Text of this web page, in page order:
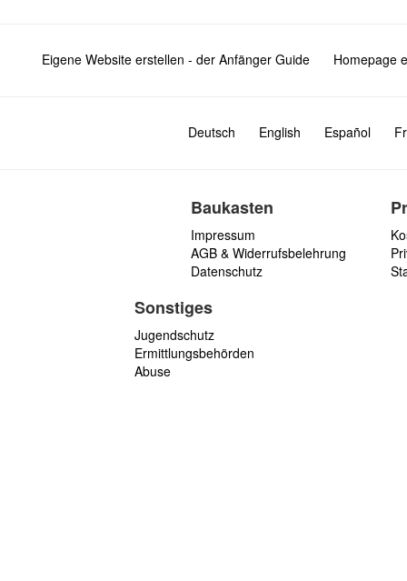
Eigene Website erstellen - der Anfänger Guide Homepage
Deutsch English Español
Baukasten
Impressum
AGB & Widerrufsbelehrung
Datenschutz
Sonstiges
Jugendschutz
Ermittlungsbehörden
Abuse